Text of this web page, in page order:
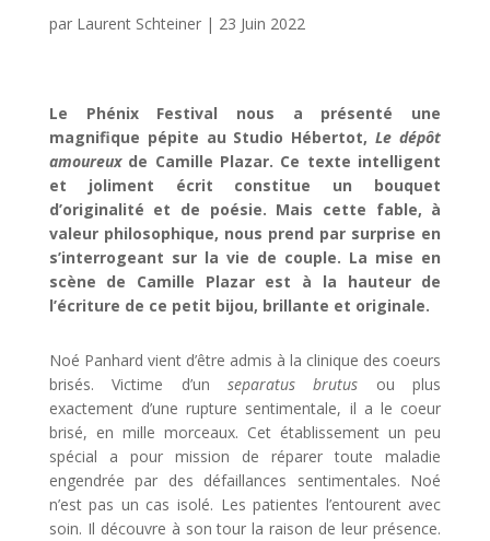
par Laurent Schteiner| 23 Juin 2022
Le Phénix Festival nous a présenté une
magnifique pépite au Studio Hébertot,Le dépôt
amoureuxde Camille Plazar. Ce texte intelligent
et joliment écrit constitue un bouquet
d’originalité et de poésie. Mais cette fable, à
valeur philosophique, nous prend par surprise en
s’interrogeant sur la vie de couple. La mise en
scène de Camille Plazar est à la hauteur de
l’écriture de ce petit bijou, brillante et originale.
Noé Panhard vient d’être admis à la clinique des coeurs
brisés. Victime d’un separatus brutus ou plus
exactement d’une rupture sentimentale, il a le coeur
brisé, en mille morceaux. Cet établissement un peu
spécial a pour mission de réparer toute maladie
engendrée par des défaillances sentimentales. Noé
n’est pas un cas isolé. Les patientes l’entourent avec
soin. Il découvre à son tour la raison de leur présence.